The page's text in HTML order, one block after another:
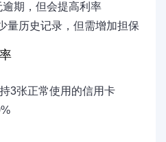
期，但会提高利率
量历史记录，但需增加担保
3张正常使用的信用卡